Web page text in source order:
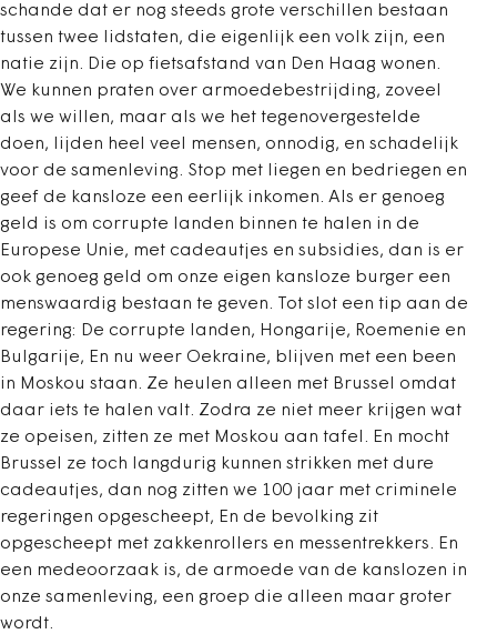
schande dat er nog steeds grote verschillen bestaan
tussen twee lidstaten, die eigenlijk een volk zijn, een
natie zijn. Die op fietsafstand van Den Haag wonen.
We kunnen praten over armoedebestrijding, zoveel
als we willen, maar als we het tegenovergestelde
doen, lijden heel veel mensen, onnodig, en schadelijk
voor de samenleving. Stop met liegen en bedriegen en
geef de kansloze een eerlijk inkomen. Als er genoeg
geld is om corrupte landen binnen te halen in de
Europese Unie, met cadeautjes en subsidies, dan is er
ook genoeg geld om onze eigen kansloze burger een
menswaardig bestaan te geven. Tot slot een tip aan de
regering: De corrupte landen, Hongarije, Roemenie en
Bulgarije, En nu weer Oekraine, blijven met een been
in Moskou staan. Ze heulen alleen met Brussel omdat
daar iets te halen valt. Zodra ze niet meer krijgen wat
ze opeisen, zitten ze met Moskou aan tafel. En mocht
Brussel ze toch langdurig kunnen strikken met dure
cadeautjes, dan nog zitten we 100 jaar met criminele
regeringen opgescheept, En de bevolking zit
opgescheept met zakkenrollers en messentrekkers. En
een medeoorzaak is, de armoede van de kanslozen in
onze samenleving, een groep die alleen maar groter
wordt.